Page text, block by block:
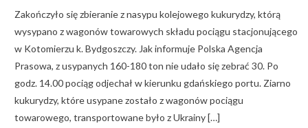
Zakończyło się zbieranie z nasypu kolejowego kukurydzy, którą
wysypano z wagonów towarowych składu pociągu stacjonującego
w Kotomierzu k. Bydgoszczy. Jak informuje Polska Agencja
Prasowa, z usypanych 160-180 ton nie udało się zebrać 30. Po
godz. 14.00 pociąg odjechał w kierunku gdańskiego portu. Ziarno
kukurydzy, które usypane zostało z wagonów pociągu
towarowego, transportowane było z Ukrainy […]